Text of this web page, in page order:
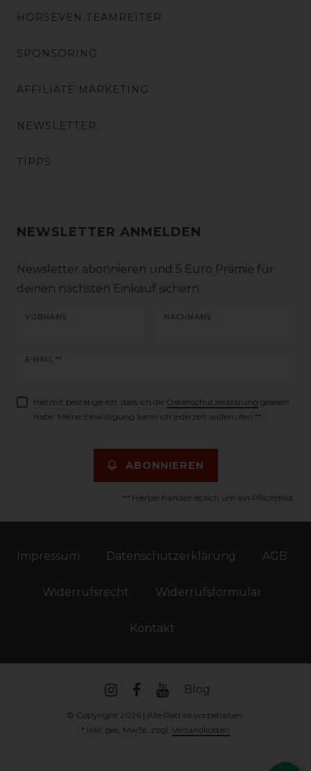
HORSEVEN TEAMREITER
SPONSORING
AFFILIATE MARKETING
NEWSLETTER
TIPPS
NEWSLETTER ANMELDEN
Newsletter abonnieren und 5 Euro Prämie für
deinen nächsten Einkauf sichern
VORNAME NACHNAME
E-MAIL **
Newsletter
Hiermit bestätige ich, dass ich die Daten­schutz­erklärung gelesen
habe. Meine Einwilligung kann ich jederzeit widerrufen.**
ABONNIEREN
** Hierbei handelt es sich um ein Pflichtfeld.
Impressum Daten­schutz­erklärung AGB
Widerrufs­recht Widerrufs­formular
Kontakt
Blog
© Copyright 2026 | Alle Rechte vorbehalten.
* inkl. ges. MwSt. zzgl. Versandkosten